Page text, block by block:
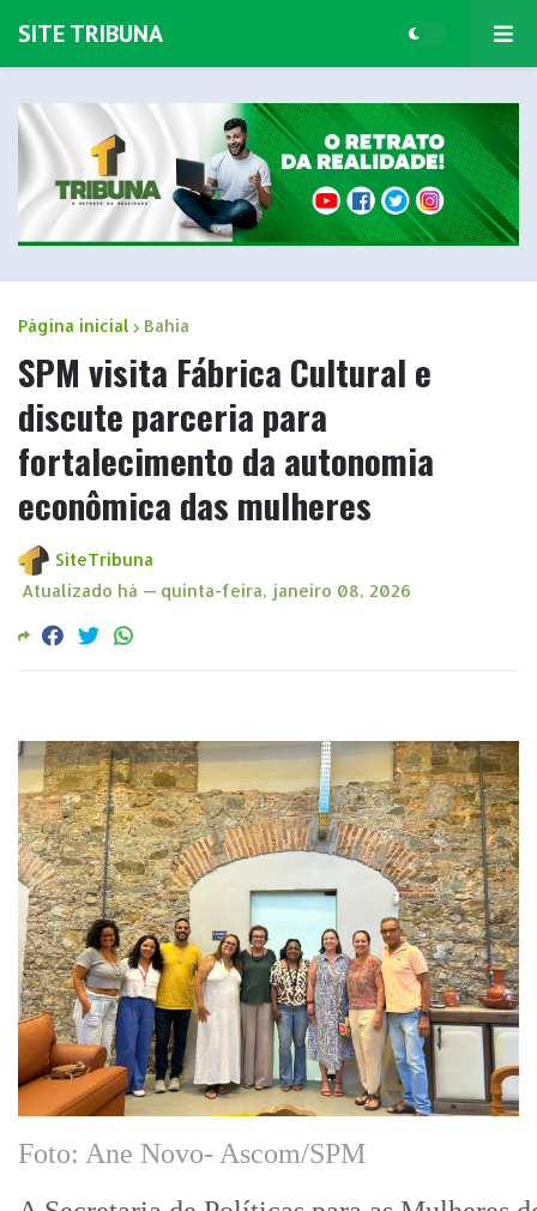
SITE TRIBUNA
Página inicial Bahia
SPM visita Fábrica Cultural e
discute parceria para
fortalecimento da autonomia
econômica das mulheres
SiteTribuna
Atualizado há — quinta-feira, janeiro 08, 2026
Foto: Ane Novo- Ascom/SPM